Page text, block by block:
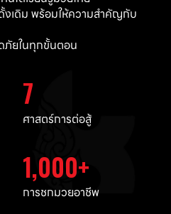
เดิม พร้อมให้ความสำคัญกับ
ภัยในทุกขั้นตอน
7
ศาสตร์การต่อสู้
1,000
การชกมวยอาชีพ